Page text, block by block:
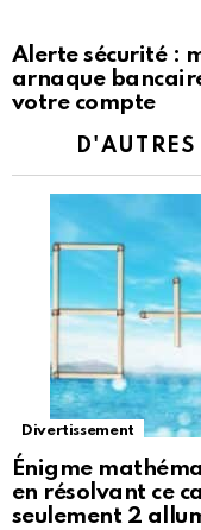
Alerte sécurité :
arnaque
votre compte
Divertissement
Énigme
en résolvant ce
seulement 2